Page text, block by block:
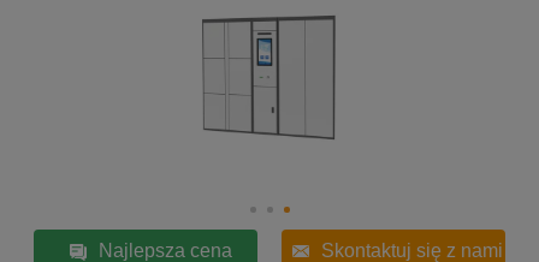
Najlepsza cena Skontaktuj się z nami